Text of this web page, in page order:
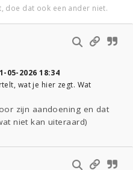
doe dat ook een ander niet.
05-2026 18:34
wat je hier zegt. Wat
zijn aandoening en dat
niet kan uiteraard)